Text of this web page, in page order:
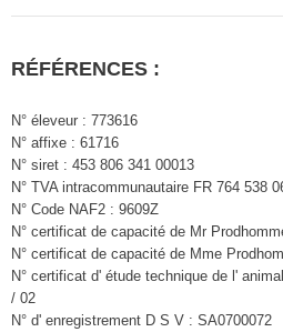
RÉFÉRENCES :
N° éleveur : 773616
N° affixe : 61716
N° siret : 453 806 341 00013
N° TVA intracommunautaire FR 764 538
N° Code NAF2 : 9609Z
N° certificat de capacité de Mr
N° certificat de capacité de Mme
N° certificat d' étude technique de l'
/ 02
N° d' enregistrement D S V : SA0700072